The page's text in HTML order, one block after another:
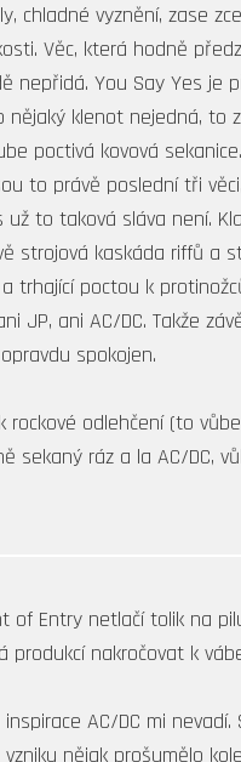
chladné vyznění, zase
Věc, která hodně
You Say Yes je
klenot nejedná,
poctivá kovová
to právě poslední tři
to taková sláva není.
strojová kaskáda riffů a
trhající poctou k
JP, ani AC/DC. Takže
spokojen.
rockové odlehčení (to
sekaný ráz a la AC/DC,
of Entry netlačí tolik na
produkcí nakročovat k
AC/DC mi
nějak prošumělo